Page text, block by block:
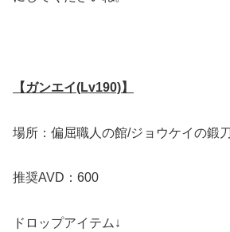
【ガンエイ(Lv190)】
場所：偏屈職人の館/ジョウケイの鍛
推奨AVD：600
ドロップアイテム↓